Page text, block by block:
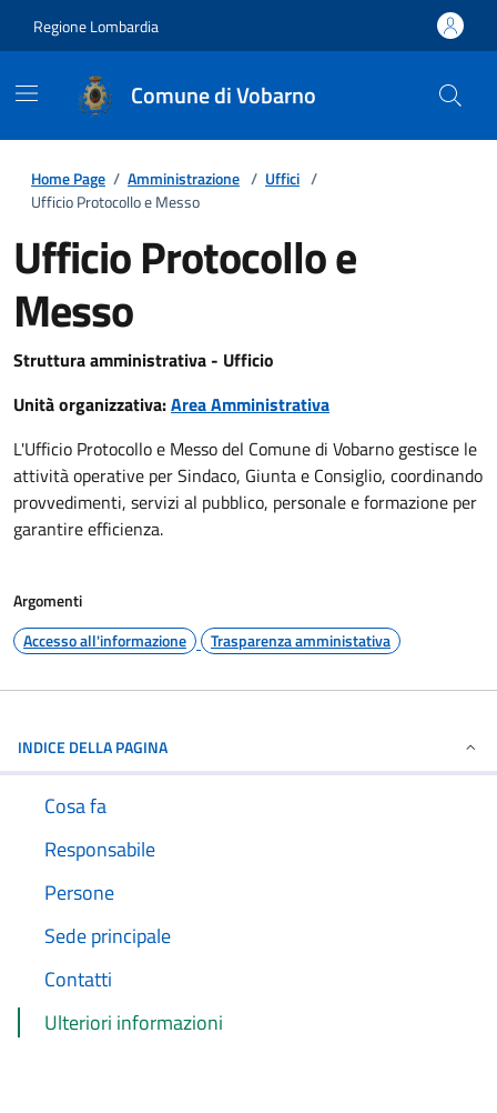
Regione Lombardia
Comune di Vobarno
Home Page / Amministrazione / Uffici /
Ufficio Protocollo e Messo
Ufficio Protocollo e
Messo
Struttura amministrativa - Ufficio
Unità organizzativa:Area Amministrativa
L'Ufficio Protocollo e Messo del Comune di Vobarno gestisce le
attività operative per Sindaco, Giunta e Consiglio, coordinando
provvedimenti, servizi al pubblico, personale e formazione per
garantire efficienza.
Argomenti
Accesso all'informazione
Trasparenza amministativa
INDICE DELLA PAGINA
Cosa fa
Responsabile
Persone
Sede principale
Contatti
Ulteriori informazioni